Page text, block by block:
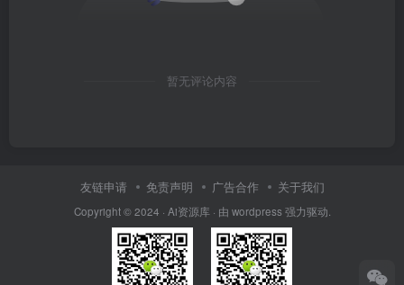
暂无评论内容
友链申请 免责声明 广告合作 关于我们
Copyright © 2024 · Ai资源库 · 由 wordpress 强力驱动.